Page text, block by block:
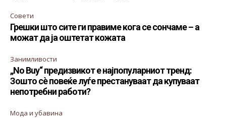
Совети
Грешки што сите ги правиме кога се сончаме – а
можат да ја оштетат кожата
Занимливости
„No Buy“ предизвикот е најпопуларниот тренд:
Зошто сè повеќе луѓе престануваат да купуваат
непотребни работи?
Мода и убавина